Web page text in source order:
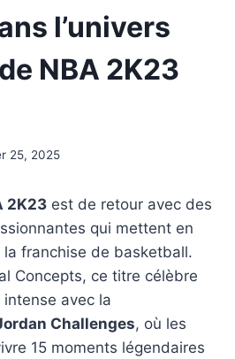
l’univers
NBA 2K23
25, 2025
2K23 est de retour avec des
qui mettent en
franchise de basketball.
Concepts, ce titre célèbre
avec la
Challenges, où les
15 moments légendaires